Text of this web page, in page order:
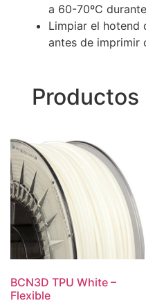
a 60-70ºC
Limpiar el hotend
antes de imprimir
BCN3D TPU White –
Flexible